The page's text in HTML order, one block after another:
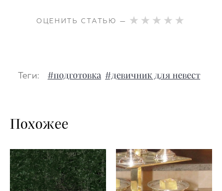
ОЦЕНИТЬ СТАТЬЮ —
Теги: #подготовка #девичник для невест
Похожее